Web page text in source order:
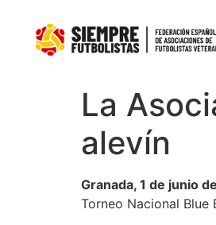
La
alevín
Granada, 1 de junio
Torneo Nacional Blue